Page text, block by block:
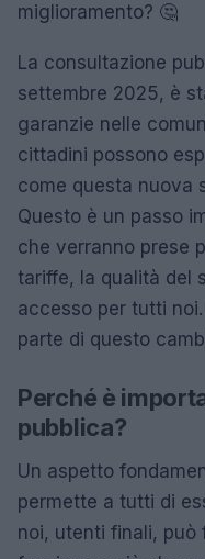
miglioramento? 🤔
La consultazione
settembre 2025, è
garanzie nelle
cittadini possono
come questa nuova
Questo è un passo
che verranno prese
tariffe, la qualità del
accesso per tutti
parte di questo
Perché è
pubblica?
Un aspetto
permette a tutti di
noi, utenti finali, può